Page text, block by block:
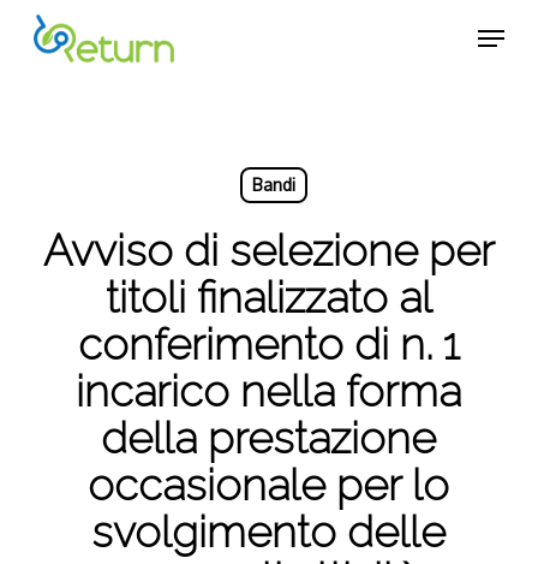
Menu
Bandi
Avviso di selezione per
titoli finalizzato al
conferimento di n. 1
incarico nella forma
della prestazione
occasionale per lo
svolgimento delle